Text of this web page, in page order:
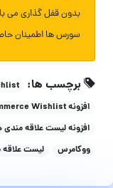
بدون قفل گذاری می
سورس ها اطمینان
برچسب ها:
افزونه WooCommerce Wishlist
افزونه لیست علاقه مندی
ووکامرس
لیست